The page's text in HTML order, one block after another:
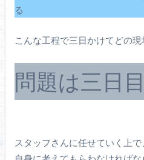
る
こんな工程で三日かけてどの現
問題は三日目
スタッフさんに任せていく上